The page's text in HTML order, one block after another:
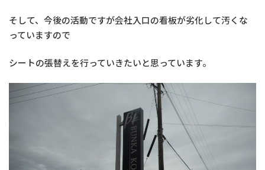
そして、今後の活動ですが会社入口の看板が劣化して汚くな
っていますので
シートの張替えを行っていきたいと思っています。